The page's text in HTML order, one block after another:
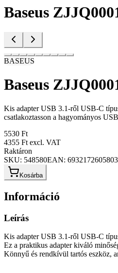
Baseus
BASEUS
Baseus
Kis adapter USB 3.1-ről USB-C
csatlakoztasson a hagyományos
5530 Ft
4355 Ft excl. VAT
Raktáron
SKU: 548580EAN: 6932172605803
Kosárba
Információ
Leírás
Kis adapter USB 3.1-ről USB-C
Ez a praktikus adapter kiváló
Könnyű és rendkívül tartós eszköz,